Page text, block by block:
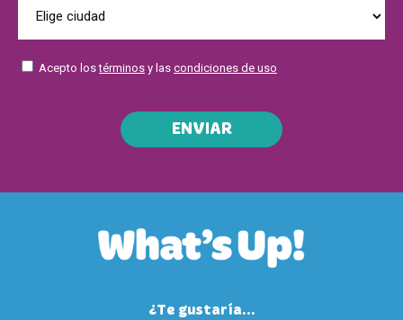
Acepto lostérminos y las condiciones de uso
ENVIAR
¿Te gustaría...